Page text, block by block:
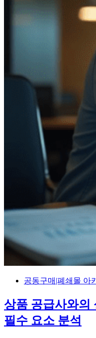
공동구매|폐쇄몰 아
상품 공급사와의
필수 요소 분석